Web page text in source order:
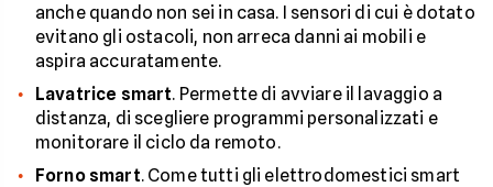
anche quando non sei in casa. I sensori di cui è dotato
evitano gli ostacoli, non arreca danni ai mobili e
aspira accuratamente.
Lavatrice smart. Permette di avviare il lavaggio a
distanza, di scegliere programmi personalizzati e
monitorare il ciclo da remoto.
Forno smart. Come tutti gli elettrodomestici smart